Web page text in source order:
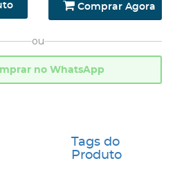
Comprar Agora
ou
no WhatsApp
Tags do
Produto